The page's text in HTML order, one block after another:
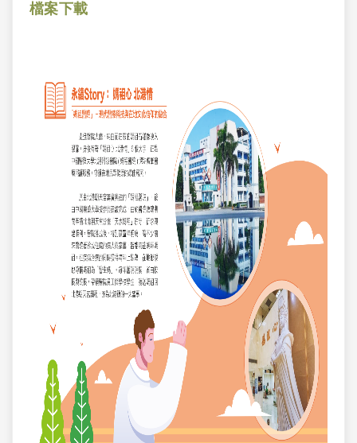
檔案下載